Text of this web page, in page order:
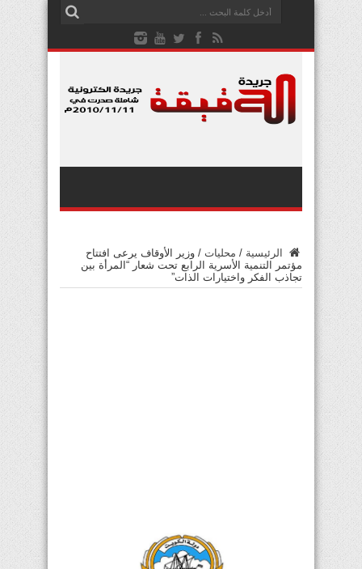
الرئيسية / محليات / وزير الأوقاف يرعى افتتاح
مؤتمر التنمية الأسرية الرابع تحت شعار “المرأة بين
تجاذب الفكر واختيارات الذات”